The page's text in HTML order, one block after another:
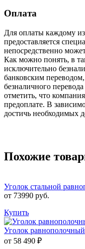
Оплата
Для оплаты каждому
предоставляется
непосредственно
Как можно понять, в
исключительно
банковским
безналичного
отметить, что
предоплате. В
достичь необходимых
Похожие
Уголок стальной
от 73990 руб.
Купить
Уголок равнополочный
от 58 490 ₽